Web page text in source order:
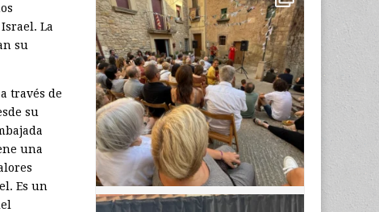
La
su
través de
su
una
Es un